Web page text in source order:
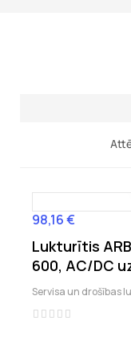
Cena
98,16 €
Lukturītis
600, AC/DC
Servisa un drošības